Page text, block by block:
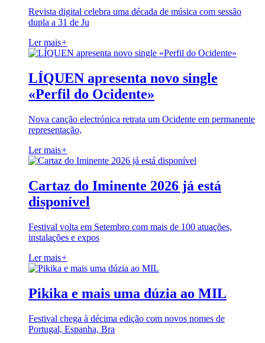
Revista digital celebra uma década de música com sessão
dupla a 31 de Ju
Ler mais+
LÍQUEN apresenta novo single
«Perfil do Ocidente»
Nova canção electrónica retrata um Ocidente em permanente
representação,
Ler mais+
Cartaz do Iminente 2026 já está
disponível
Festival volta em Setembro com mais de 100 atuações,
instalações e expos
Ler mais+
Pikika e mais uma dúzia ao MIL
Festival chega à décima edição com novos nomes de
Portugal, Espanha, Bra